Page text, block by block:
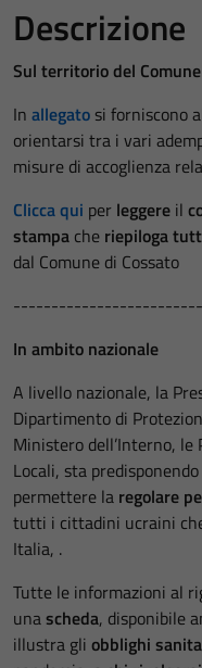
Descrizione
Sul territorio del
In allegato si forniscono
orientarsi tra i vari
misure di accoglienza
Clicca qui per leggere il
stampa che riepiloga
dal Comune di Cossato
In ambito nazionale
A livello nazionale, la
Dipartimento di
Ministero dell’Interno,
Locali, sta
permettere la regolare
tutti i cittadini ucraini
Italia, .
Tutte le informazioni al
unascheda, disponibile
illustra gli obblighi